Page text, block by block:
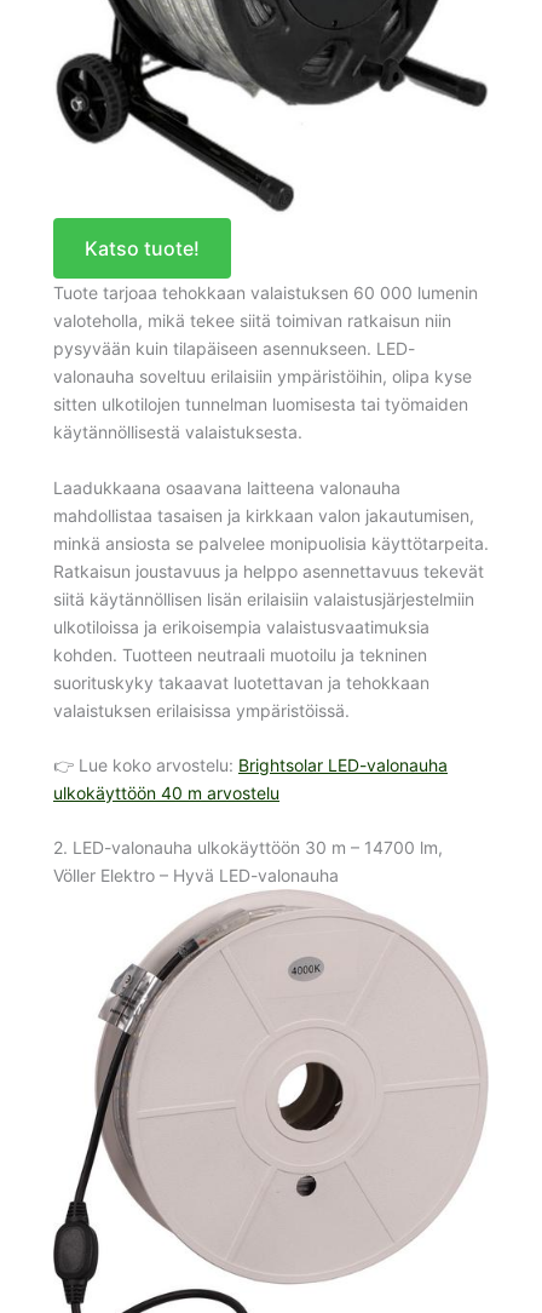
Katso tuote!
Tuote tarjoaa tehokkaan valaistuksen 60 000 lumenin
valoteholla, mikä tekee siitä toimivan ratkaisun niin
pysyvään kuin tilapäiseen asennukseen. LED-
valonauha soveltuu erilaisiin ympäristöihin, olipa kyse
sitten ulkotilojen tunnelman luomisesta tai työmaiden
käytännöllisestä valaistuksesta.
Laadukkaana osaavana laitteena valonauha
mahdollistaa tasaisen ja kirkkaan valon jakautumisen,
minkä ansiosta se palvelee monipuolisia käyttötarpeita.
Ratkaisun joustavuus ja helppo asennettavuus tekevät
siitä käytännöllisen lisän erilaisiin valaistusjärjestelmiin
ulkotiloissa ja erikoisempia valaistusvaatimuksia
kohden. Tuotteen neutraali muotoilu ja tekninen
suorituskyky takaavat luotettavan ja tehokkaan
valaistuksen erilaisissa ympäristöissä.
👉 Lue koko arvostelu: Brightsolar LED-valonauha
ulkokäyttöön 40 m arvostelu
2. LED-valonauha ulkokäyttöön 30 m – 14700 lm,
Völler Elektro – Hyvä LED-valonauha